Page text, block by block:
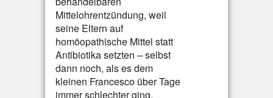
Mittelohrentzündung, weil
seine Eltern auf
homöopathische Mittel statt
Antibiotika setzten – selbst
dann noch, als es dem
kleinen Francesco über Tage
immer schlechter ging.